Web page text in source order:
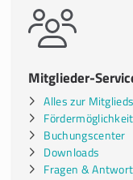
Mitglieder-
Alles zur
Buchungscenter
Downloads
Fragen &